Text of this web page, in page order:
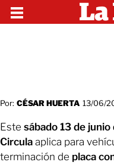
Por: CÉSAR HUERTA 13/06/
Este sábado 13 de
Circula aplica para
terminación de placa